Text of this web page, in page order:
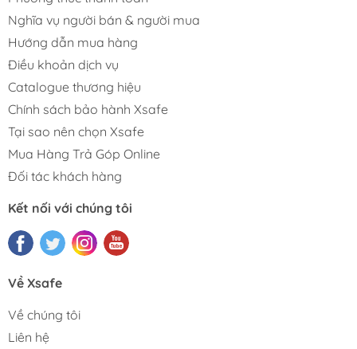
Nghĩa vụ người bán & người mua
Hướng dẫn mua hàng
Điều khoản dịch vụ
Catalogue thương hiệu
Chính sách bảo hành Xsafe
Tại sao nên chọn Xsafe
Mua Hàng Trả Góp Online
Đối tác khách hàng
Kết nối với chúng tôi
Về Xsafe
Về chúng tôi
Liên hệ